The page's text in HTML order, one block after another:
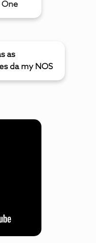
One
as
da my NOS